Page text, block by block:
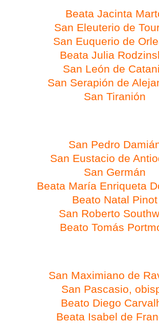
Beata Jacinta
San Eleuterio de
San Euquerio de
Beata Julia
San León de
San Serapión de
San Tiranión
San Pedro
San Eustacio de
San Germán
Beata María Enriqueta
Beato Natal Pinot
San Roberto
Beato Tomás
San Maximiano de
San Pascasio,
Beato Diego
Beata Isabel de